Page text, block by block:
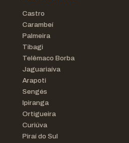
Castro
Carambeí
Palmeira
Tibagi
Telêmaco Borba
Jaguariaíva
Arapoti
Sengés
Ipiranga
Ortigueira
Curiúva
Piraí do Sul